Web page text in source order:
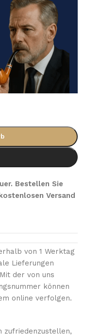
Bestellen Sie
Versand
von 1 Werktag
Lieferungen
der von uns
können
online verfolgen.
zufriedenzustellen,